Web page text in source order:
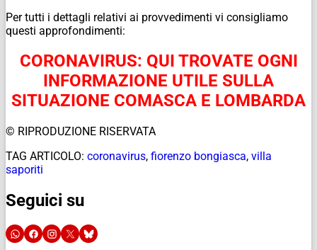
Per tutti i dettagli relativi ai provvedimenti vi consigliamo
questi approfondimenti:
CORONAVIRUS: QUI TROVATE OGNI
INFORMAZIONE UTILE SULLA
SITUAZIONE COMASCA E LOMBARDA
© RIPRODUZIONE RISERVATA
TAG ARTICOLO: coronavirus, fiorenzo bongiasca, villa
saporiti
Seguici su